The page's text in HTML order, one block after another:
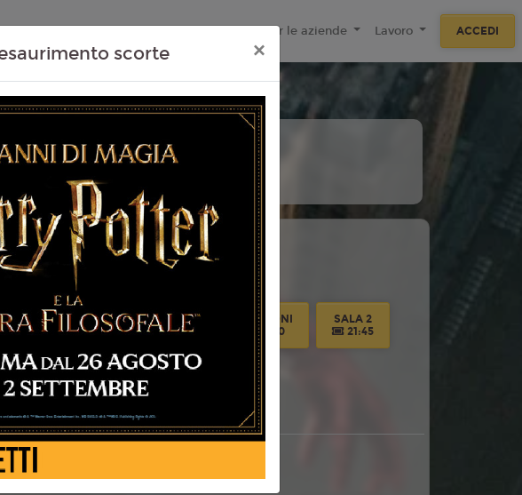
Eventi Passati Tecnologie F.A.Q Per le aziende Lavoro ACCEDI
10
Lunedì
11
07/08/2026
CITYPLEX - Torino
SALA 2
19:05
SALA 3
20:00
EMOZIONI
21:10
SALA 2
21:45
3
08/08/2026
CITYPLEX - Torino
scorte ×